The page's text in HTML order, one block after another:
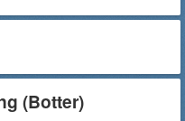
(Botter)